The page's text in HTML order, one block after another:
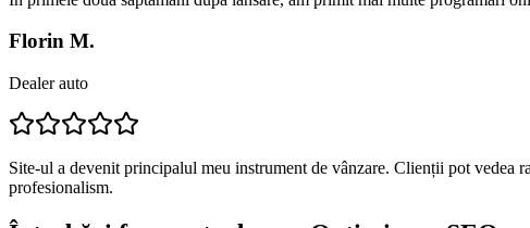
Florin M.
Dealer auto
Site-ul a devenit principalul meu instrument de vânzare. Clienții pot
profesionalism.